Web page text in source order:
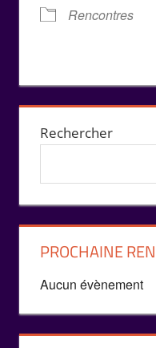
Rencontres
Rechercher
PROCHAINE
Aucun évènement